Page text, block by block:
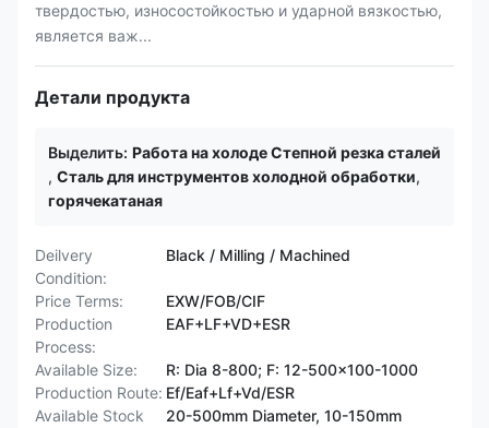
твердостью, износостойкостью и ударной вязкостью,
является важ...
Детали продукта
Выделить: Работа на холоде Степной резка сталей
, Сталь для инструментов холодной обработки,
горячекатаная
Deilvery
Condition:
Black / Milling / Machined
Price Terms:
EXW/FOB/CIF
Production
Process:
EAF+LF+VD+ESR
Available Size:
R: Dia 8-800; F: 12-500x100-1000
Production Route: Ef/Eaf+Lf+Vd/ESR
Available Stock
20-500mm Diameter, 10-150mm